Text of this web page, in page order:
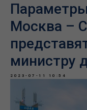
Москва –
министру
2023-07-11 10:54